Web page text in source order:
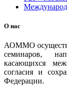
О нас
АОММО
семинаров,
касающихся
согласия и
Федерации.